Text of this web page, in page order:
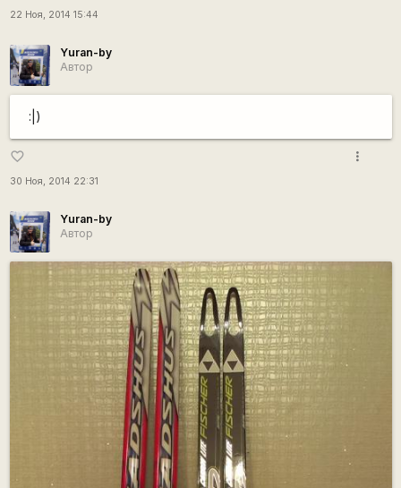
22 Ноя, 2014 15:44
Yuran-by
Автор
:|)
favorite_border
30 Ноя, 2014 22:31
more_vert
Yuran-by
Автор